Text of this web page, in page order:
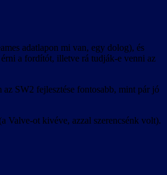
adatlapon mi van, egy dolog), és
a fordítót, illetve rá tudják-e venni az
SW2 fejlesztése fontosabb, mint pár jó
Valve-ot kivéve, azzal szerencsénk volt).